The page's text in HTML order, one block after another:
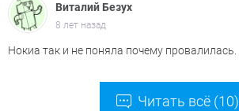
Виталий Безух
8 лет назад
Нокиа так и не поняла почему провалилась.
Читать всё (10)